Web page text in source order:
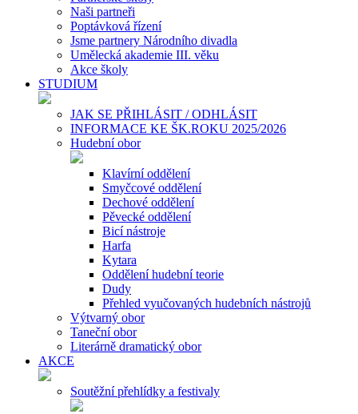
Naši partneři
Poptávková řízení
Jsme partnery Národního divadla
Umělecká akademie III. věku
Akce školy
STUDIUM
JAK SE PŘIHLÁSIT / ODHLÁSIT
INFORMACE KE ŠK.ROKU 2025/2026
Hudební obor
Klavírní oddělení
Smyčcové oddělení
Dechové oddělení
Pěvecké oddělení
Bicí nástroje
Harfa
Kytara
Oddělení hudební teorie
Dudy
Přehled vyučovaných hudebních nástrojů
Výtvarný obor
Taneční obor
Literárně dramatický obor
AKCE
Soutěžní přehlídky a festivaly